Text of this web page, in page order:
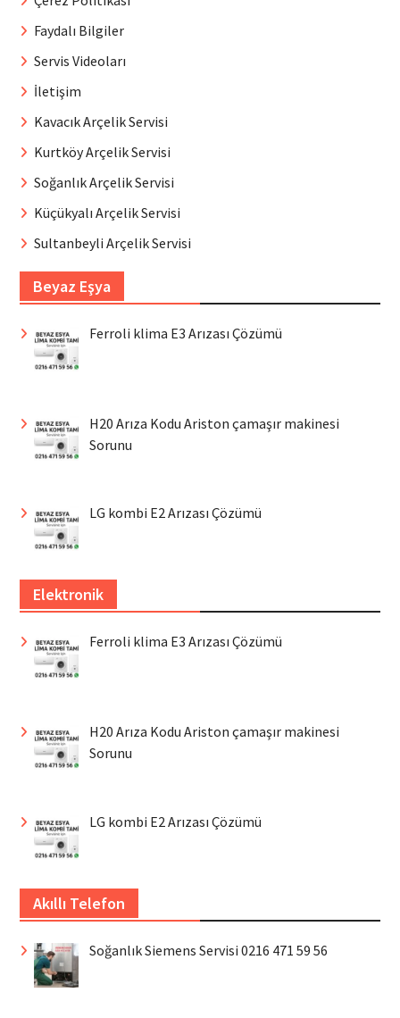
Faydalı Bilgiler
Servis Videoları
İletişim
Kavacık Arçelik Servisi
Kurtköy Arçelik Servisi
Soğanlık Arçelik Servisi
Küçükyalı Arçelik Servisi
Sultanbeyli Arçelik Servisi
Beyaz Eşya
Ferroli klima E3 Arızası Çözümü
H20 Arıza Kodu Ariston çamaşır makinesi
Sorunu
LG kombi E2 Arızası Çözümü
Elektronik
Ferroli klima E3 Arızası Çözümü
H20 Arıza Kodu Ariston çamaşır makinesi
Sorunu
LG kombi E2 Arızası Çözümü
Akıllı Telefon
Soğanlık Siemens Servisi 0216 471 59 56